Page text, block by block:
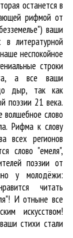
останется в
рифмой от
ваши
литературной
неспокойное
строки
а все ваши
до дыр, так как
поэзии 21 века.
волшебное слово
Рифма к слову
всех регионов
слово "емеля",
поэзии от
у молодёжи:
читать
И отныне все
искусством!
стихи стали